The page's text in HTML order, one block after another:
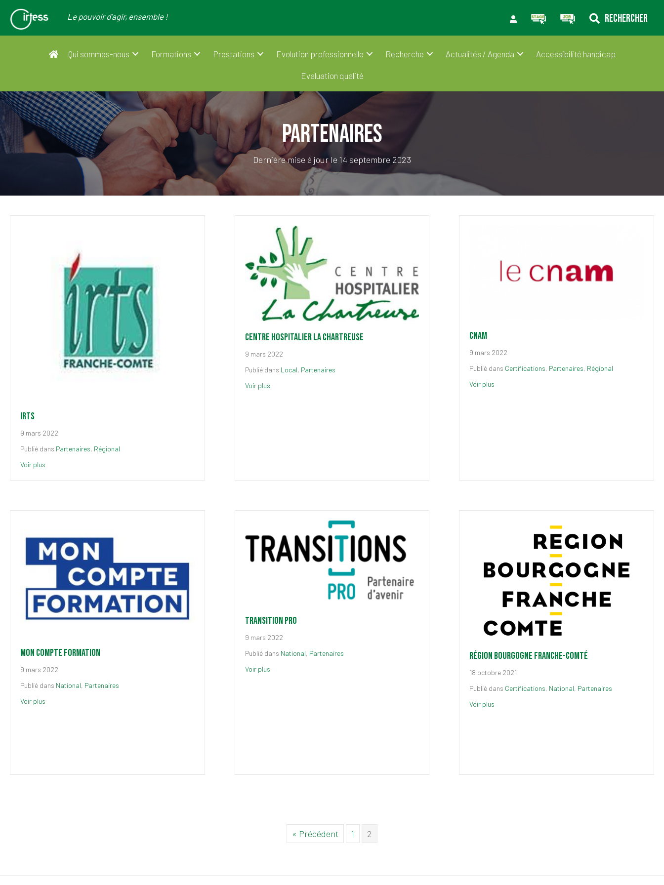
Le pouvoir d’agir, ensemble ! RECHERCHER
Qui sommes-nous Formations Prestations Evolution professionnelle Recherche Actualités / Agenda Accessibilité handicap
Evaluation qualité
Partenaires
Dernière mise à jour le 14 septembre 2023
IRTS
9 mars 2022
Publié dans Partenaires, Régional
Voir plus
Centre hospitalier la Chartreuse
9 mars 2022
Publié dans Local, Partenaires
Voir plus
Cnam
9 mars 2022
Publié dans Certifications, Partenaires, Régional
Voir plus
Mon compte formation
9 mars 2022
Publié dans National, Partenaires
Voir plus
Transition Pro
9 mars 2022
Publié dans National, Partenaires
Voir plus
Région Bourgogne Franche-Comté
18 octobre 2021
Publié dans Certifications, National, Partenaires
Voir plus
« Précédent 1 2